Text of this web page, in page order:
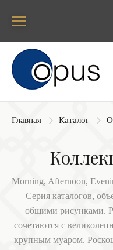
Блок поиска
Главная Каталог
Morning, Afternoon,
Серия каталогов,
общими рисунками.
сочетаются с
крупным муаром.